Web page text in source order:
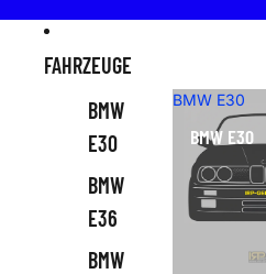
FAHRZEUGE
BMW
E30
BMW
E36
BMW
BMW E30
BMW E30